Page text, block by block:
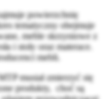
powierzchnię
tematyczny obejmuje
meble skrzyniowe z
i stoły oraz materace.
mebli.
musiał zmierzyć się
produkty, choć są